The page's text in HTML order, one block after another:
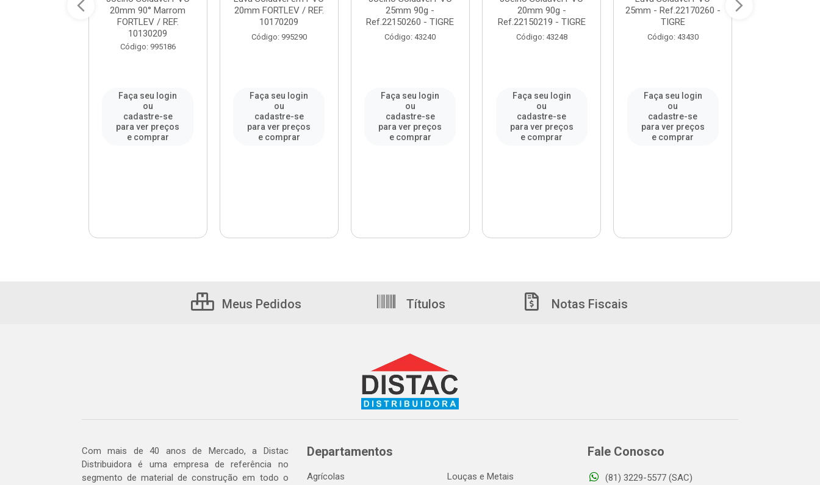
20mm 90° Marrom
FORTLEV / REF.
10130209
Código: 995186
Faça seu login
ou
cadastre-se
para ver preços
e comprar
20mm FORTLEV / REF.
10170209
Código: 995290
Faça seu login
ou
cadastre-se
para ver preços
e comprar
25mm 90g -
Ref.22150260 - TIGRE
Código: 43240
Faça seu login
ou
cadastre-se
para ver preços
e comprar
20mm 90g -
Ref.22150219 - TIGRE
Código: 43248
Faça seu login
ou
cadastre-se
para ver preços
e comprar
25mm - Ref.22170260 -
TIGRE
Código: 43430
Faça seu login
ou
cadastre-se
para ver preços
e comprar
Meus Pedidos Títulos Notas Fiscais
Com mais de 40 anos de Mercado, a Distac
Distribuidora é uma empresa de referência no
segmento de material de construção em todo o
Departamentos
Agrícolas
Louças e Metais
Fale Conosco
(81) 3229-5577 (SAC)